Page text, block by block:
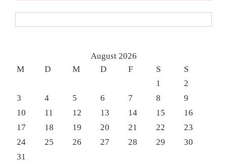
August 2026
M
D M D F S
S
1
2
3
4 5 6 7 8
9
10
11 12 13 14 15
16
17
18 19 20 21 22
23
24
25 26 27 28 29
30
31